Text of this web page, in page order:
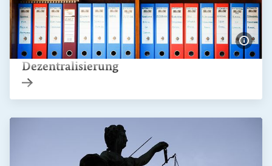
Dezentralisierung